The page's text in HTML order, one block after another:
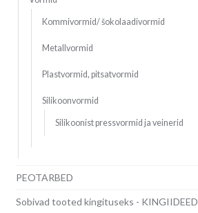
Kommivormid/ šokolaadivormid
Metallvormid
Plastvormid, pitsatvormid
Silikoonvormid
Silikoonist pressvormid ja veinerid
PEOTARBED
Sobivad tooted kingituseks - KINGIIDEED